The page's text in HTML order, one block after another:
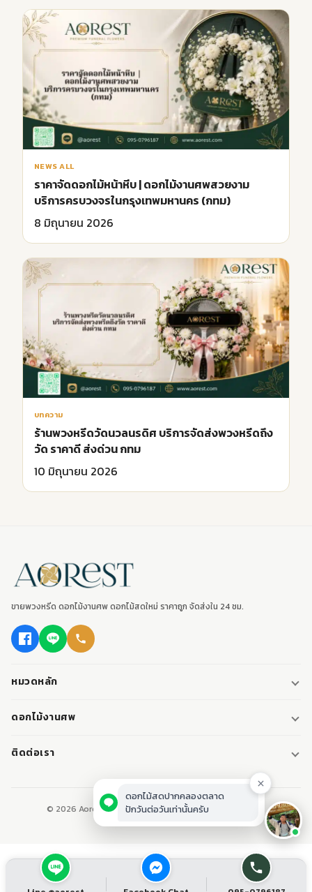
NEWS ALL
ราคาจัดดอกไม้หน้าหีบ | ดอกไม้งานศพสวยงาม
บริการครบวงจรในกรุงเทพมหานคร (กทม)
8 มิถุนายน 2026
บทความ
ร้านพวงหรีดวัดนวลนรดิศ บริการจัดส่งพวงหรีดถึง
วัด ราคาดี ส่งด่วน กทม
10 มิถุนายน 2026
ขายพวงหรีด ดอกไม้งานศพ ดอกไม้สดใหม่ ราคาถูก จัดส่งใน 24 ชม.
หมวดหลัก
พวงหรีด
พวงหรีดมาลา
หรีดหนังสือ
ดอกไม้งานศพ
ดอกไม้หน้าศพ
ติดต่อเรา
ปากคลองตลาด เขตพระนคร กทม.
© 2026 Aorest. ขายพวงหรีด ดอกไม้งานศพ ปากคลองตลาด.